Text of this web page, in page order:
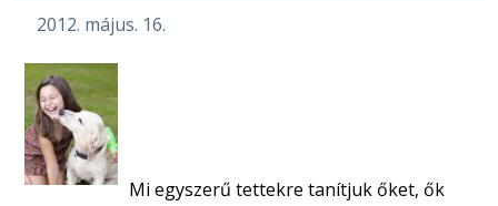
2012. május. 16.
Mi egyszerű tettekre tanítjuk őket, ők